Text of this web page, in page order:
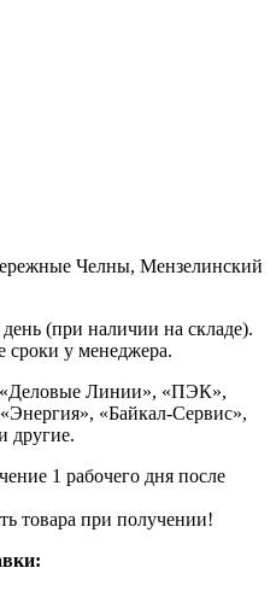
Челны, Мензелинский
(при наличии на складе).
сроки у менеджера.
«Деловые Линии», «ПЭК»,
«Байкал-Сервис»,
другие.
1 рабочего дня после
товара при получении!